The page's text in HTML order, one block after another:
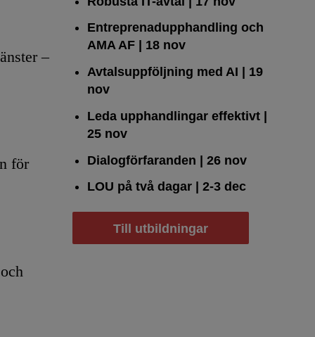
–
för
Entreprenadupphandling och
AMA AF | 18 nov
Avtalsuppföljning med AI | 19
nov
Leda upphandlingar effektivt |
25 nov
Dialogförfaranden | 26 nov
LOU på två dagar | 2-3 dec
Till utbildningar